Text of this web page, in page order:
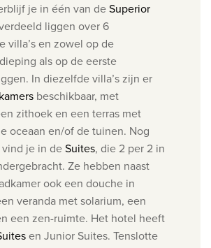
je in één van deSuperior
liggen over 6
villa’s en zowel op de
als op de eerste
In diezelfde villa’s zijn er
beschikbaar, met
zithoek en een terras met
oceaan en/of de tuinen. Nog
je in deSuites, die 2 per 2 in
Ze hebben naast
ook een douche in
veranda met solarium, een
een zen-ruimte. Het hotel heeft
en Junior Suites. Tenslotte